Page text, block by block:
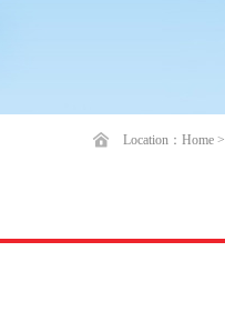
Location： Home >